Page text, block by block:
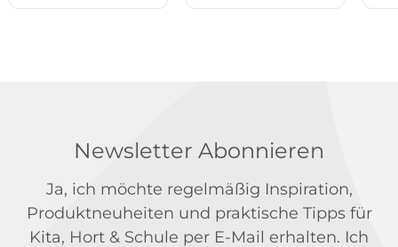
Newsletter Abonnieren
Ja, ich möchte regelmäßig Inspiration,
Produktneuheiten und praktische Tipps für
Kita, Hort & Schule per E-Mail erhalten. Ich